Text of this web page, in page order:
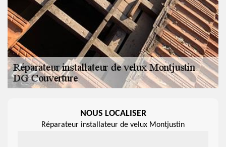
NOUS LOCALISER
Réparateur installateur de velux Montjustin